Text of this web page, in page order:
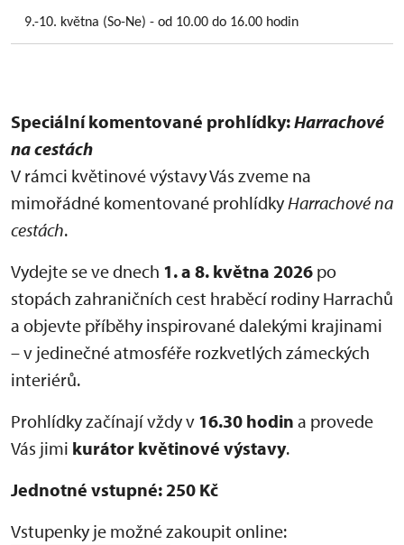
9.-10. května (So-Ne) - od 10.00 do 16.00 hodin
Speciální komentované prohlídky:Harrachové
na cestách
V rámci květinové výstavy Vás zveme na
mimořádné komentované prohlídky Harrachové na
cestách.
Vydejte se ve dnech 1. a 8. května 2026 po
stopách zahraničních cest hraběcí rodiny Harrachů
a objevte příběhy inspirované dalekými krajinami
– v jedinečné atmosféře rozkvetlých zámeckých
interiérů.
Prohlídky začínají vždy v 16.30 hodin a provede
Vás jimi kurátor květinové výstavy.
Jednotné vstupné: 250 Kč
Vstupenky je možné zakoupit online: